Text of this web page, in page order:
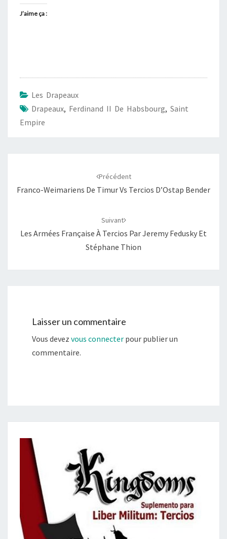
J’aime ça :
Les Drapeaux
Drapeaux, Ferdinand II De Habsbourg, Saint
Empire
Précédent
Franco-Weimariens De Timur Vs Tercios D’Ostap Bender
Suivant
Les Armées Française À Tercios Par Jeremy Fedusky Et
Stéphane Thion
Laisser un commentaire
Vous devez vous connecter pour publier un
commentaire.